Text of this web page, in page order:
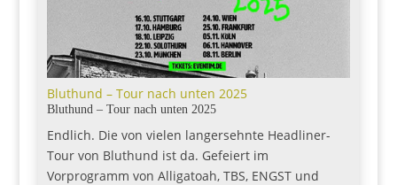
Bluthund – Tour nach unten 2025
Bluthund – Tour nach unten 2025
Endlich. Die von vielen langersehnte Headliner-
Tour von Bluthund ist da. Gefeiert im
Vorprogramm von Alligatoah, TBS, ENGST und